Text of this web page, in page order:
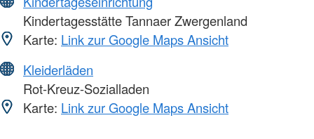
Kindertagesstätte Tannaer Zwergenland
Karte: Link zur Google Maps Ansicht
Kleiderläden
Rot-Kreuz-Sozialladen
Karte: Link zur Google Maps Ansicht